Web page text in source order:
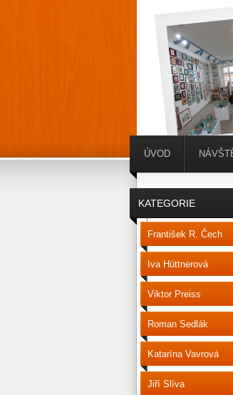
KATEGORIE
František R. Čech
Iva Hüttnerová
Viktor Preiss
Roman Sedlák
Katarína Vavrová
Jiří Slíva
ÚVOD